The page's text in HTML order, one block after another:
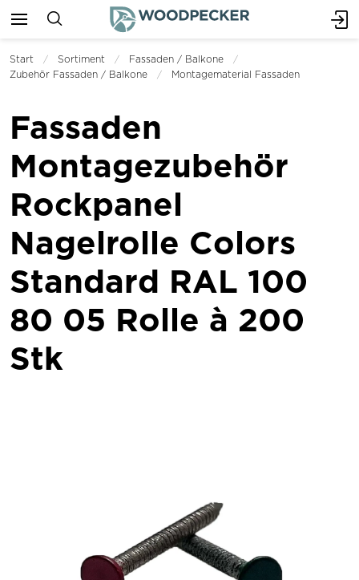
Start Sortiment
Fassaden / Balkone
Zubehör Fassaden / Balkone
Montagematerial Fassaden
Fassaden
Montagezubehör
Rockpanel
Nagelrolle Colors
Standard RAL 100
80 05 Rolle à 200
Stk